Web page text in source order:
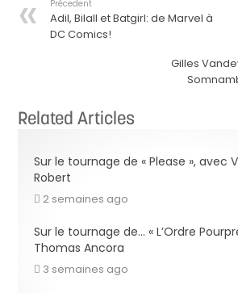
Précedent
Adil, Bilall et Batgirl: de Marvel à
DC Comics!
Gilles
Related Articles
Sur le tournage de « Please », avec
Robert
2 semaines ago
Sur le tournage de… « L’Ordre
Thomas Ancora
3 semaines ago